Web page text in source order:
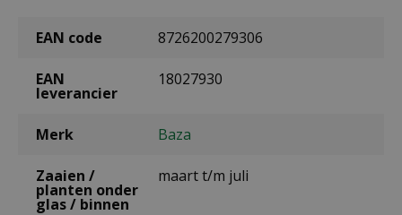
EAN code 8726200279306
EAN
leverancier
18027930
Merk Baza
Zaaien /
planten onder
glas / binnen
maart t/m juli